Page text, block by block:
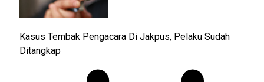
Kasus Tembak Pengacara Di Jakpus, Pelaku Sudah
Ditangkap